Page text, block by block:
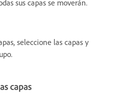
sus capas se moverán.
seleccione las capas y
capas